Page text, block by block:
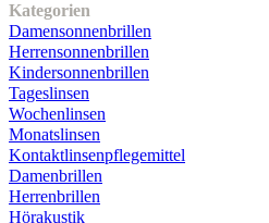
Kategorien
Damensonnenbrillen
Herrensonnenbrillen
Kindersonnenbrillen
Tageslinsen
Wochenlinsen
Monatslinsen
Kontaktlinsenpflegemittel
Damenbrillen
Herrenbrillen
Hörakustik